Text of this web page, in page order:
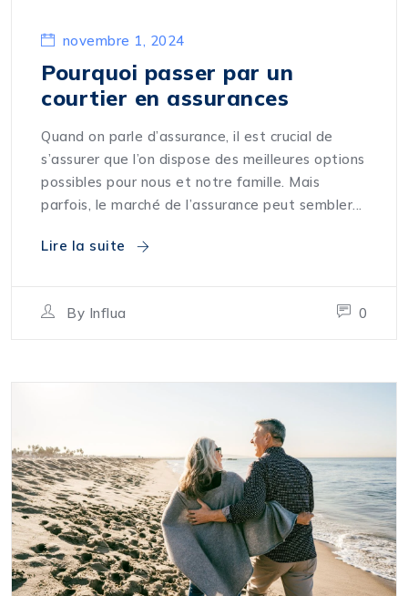
novembre 1, 2024
Pourquoi passer par un
courtier en assurances
Quand on parle d’assurance, il est crucial de
s’assurer que l’on dispose des meilleures options
possibles pour nous et notre famille. Mais
parfois, le marché de l’assurance peut sembler...
Lire la suite
By Influa 0